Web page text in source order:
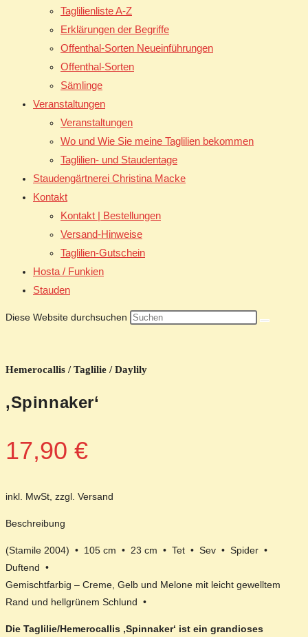
Taglilienliste A-Z
Erklärungen der Begriffe
Offenthal-Sorten Neueinführungen
Offenthal-Sorten
Sämlinge
Veranstaltungen
Veranstaltungen
Wo und Wie Sie meine Taglilien bekommen
Taglilien- und Staudentage
Staudengärtnerei Christina Macke
Kontakt
Kontakt | Bestellungen
Versand-Hinweise
Taglilien-Gutschein
Hosta / Funkien
Stauden
Diese Website durchsuchen
Hemerocallis / Taglilie / Daylily
‚Spinnaker‘
17,90 €
inkl. MwSt, zzgl. Versand
Beschreibung
(Stamile 2004) • 105 cm • 23 cm • Tet • Sev • Spider •
Duftend •
Gemischtfarbig – Creme, Gelb und Melone mit leicht gewelltem
Rand und hellgrünem Schlund •
Die Taglilie/Hemerocallis ‚Spinnaker‘ ist ein grandioses